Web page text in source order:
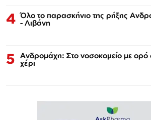
4 Όλο το παρασκήνιο της ρήξης
- Λιβάνη
5 Ανδρομάχη: Στο νοσοκομείο με ορό
χέρι